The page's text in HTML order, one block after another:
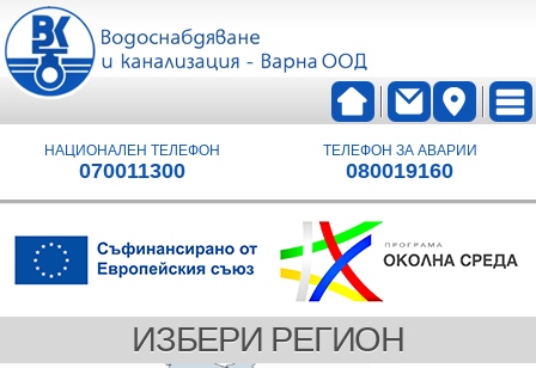
НАЦИОНАЛЕН ТЕЛЕФОН
070011300
ТЕЛЕФОН ЗА АВАРИИ
080019160
ИЗБЕРИ РЕГИОН